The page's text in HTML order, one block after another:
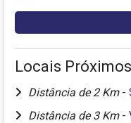
Locais
Distância de 2 Km -
Distância de 3 Km -